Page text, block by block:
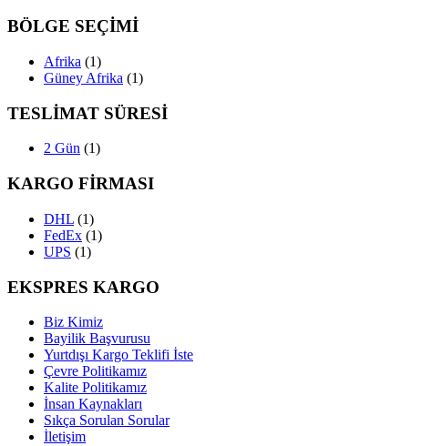
BÖLGE SEÇİMİ
Afrika (1)
Güney Afrika (1)
TESLİMAT SÜRESİ
2 Gün (1)
KARGO FİRMASI
DHL (1)
FedEx (1)
UPS (1)
EKSPRES KARGO
Biz Kimiz
Bayilik Başvurusu
Yurtdışı Kargo Teklifi İste
Çevre Politikamız
Kalite Politikamız
İnsan Kaynakları
Sıkça Sorulan Sorular
İletişim